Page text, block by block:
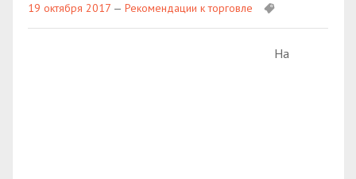
19 октября 2017 — Рекомендации к торговле
На